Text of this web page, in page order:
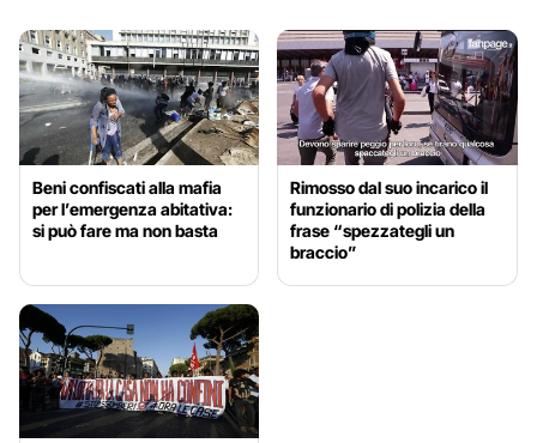
Beni confiscati alla mafia
per l’emergenza abitativa:
si può fare ma non basta
Rimosso dal suo incarico il
funzionario di polizia della
frase “spezzategli un
braccio”